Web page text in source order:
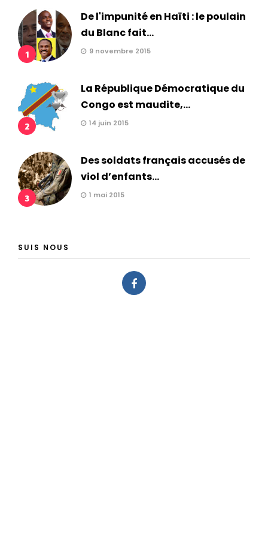
1
De l'impunité en Haïti : le poulain
du Blanc fait...
9 novembre 2015
2
La République Démocratique du
Congo est maudite,...
14 juin 2015
3
Des soldats français accusés de
viol d’enfants...
1 mai 2015
SUIS NOUS